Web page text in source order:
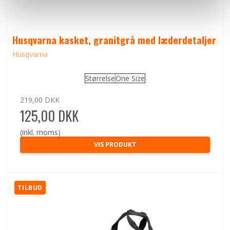
Husqvarna kasket, granitgrå med læderdetaljer
Husqvarna
StørrelseOne Size
219,00 DKK
125,00 DKK
(inkl. moms)
VIS PRODUKT
TILBUD